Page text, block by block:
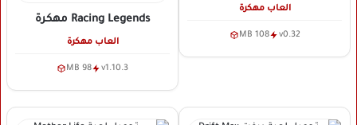
العاب مهكرة
v0.32
108 MB
Racing Legends مهكرة
العاب مهكرة
v1.10.3
98 MB